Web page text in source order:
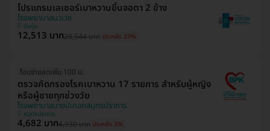
โปรแกรมเลเซอร์เบาหวานขึ้นจอตา 2 ข้าง
โรงพยาบาลนวเวช
บึงกุ่ม
12,513 บาท20,544 บาท ประหยัด 39%
โอนจ่ายลดเพิ่ม 100 บ.
ตรวจคัดกรองโรคเบาหวาน 17 รายการ สำหรับผู้หญิง
หรือผู้ชายทุกช่วงวัย
โรงพยาบาลบางปะกอกสมุทรปราการ
สมุทรปราการ
4,682 บาท4,930 บาท ประหยัด 3%